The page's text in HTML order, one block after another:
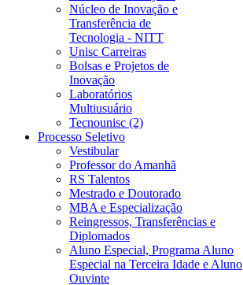
Núcleo de Inovação e
Transferência de
Tecnologia - NITT
Unisc Carreiras
Bolsas e Projetos de
Inovação
Laboratórios
Multiusuário
Tecnounisc (2)
Processo Seletivo
Vestibular
Professor do Amanhã
RS Talentos
Mestrado e Doutorado
MBA e Especialização
Reingressos, Transferências e
Diplomados
Aluno Especial, Programa Aluno
Especial na Terceira Idade e Aluno
Ouvinte